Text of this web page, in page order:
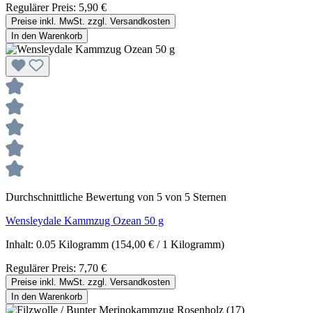
Regulärer Preis: 5,90 €
Preise inkl. MwSt. zzgl. Versandkosten
In den Warenkorb
Durchschnittliche Bewertung von 5 von 5 Sternen
Wensleydale Kammzug Ozean 50 g
Inhalt: 0.05 Kilogramm (154,00 € / 1 Kilogramm)
Regulärer Preis: 7,70 €
Preise inkl. MwSt. zzgl. Versandkosten
In den Warenkorb